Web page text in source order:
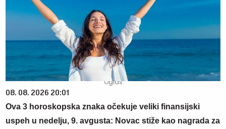
08. 08. 2026 20:01
Ova 3 horoskopska znaka očekuje veliki finansijski
uspeh u nedelju, 9. avgusta: Novac stiže kao nagrada za